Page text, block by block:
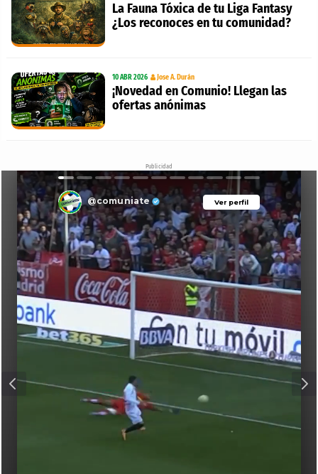
La Fauna Tóxica de tu Liga Fantasy
¿Los reconoces en tu comunidad?
10 ABR 2026 Jose A. Durán
¡Novedad en Comunio! Llegan las
ofertas anónimas
Publicidad
Ver perfil
@comuniate Ver perfil